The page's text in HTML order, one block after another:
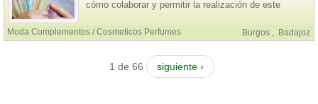
cómo colaborar y permitir la realización de este
caillouxlucie@gmail.com . Whatsapp:+33753245478
Moda Complementos / Cosmeticos Perfumes Burgos , Badajoz
1 de 66 siguiente ›